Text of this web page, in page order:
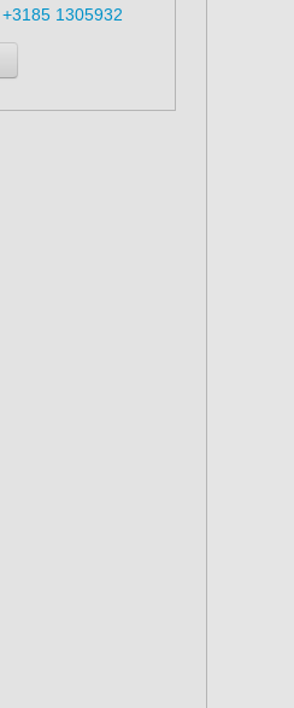
+3185 1305932